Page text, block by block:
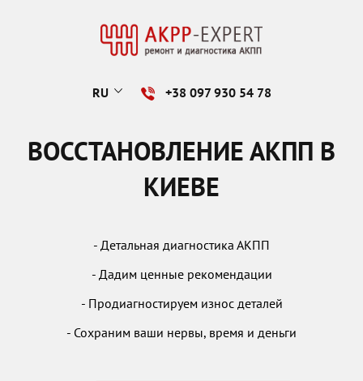
RU +38 097 930 54 78
ВОССТАНОВЛЕНИЕ АКПП В
КИЕВЕ
- Детальная диагностика АКПП
- Дадим ценные рекомендации
- Продиагностируем износ деталей
- Сохраним ваши нервы, время и деньги